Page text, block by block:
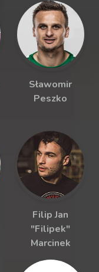
Sławomir
Peszko
Filip Jan
"Filipek"
Marcinek